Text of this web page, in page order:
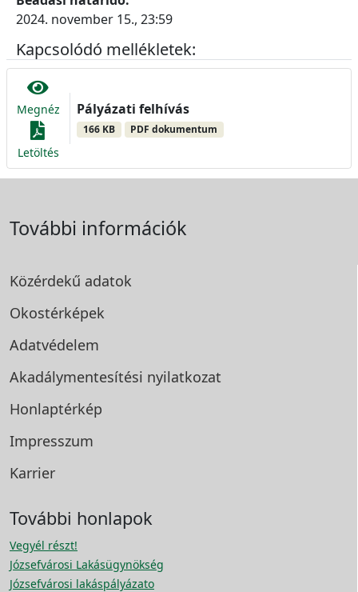
2024. november 15., 23:59
Kapcsolódó mellékletek:
Megnéz
Letöltés
Pályázati felhívás
166 KB PDF dokumentum
További információk
Közérdekű adatok
Okostérképek
Adatvédelem
Akadálymentesítési nyilatkozat
Honlaptérkép
Impresszum
Karrier
További honlapok
Vegyél részt!
Józsefvárosi Lakásügynökség
Józsefvárosi lakáspályázato